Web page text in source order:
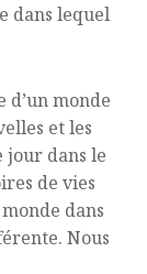
dans lequel
d’un monde
et les
jour dans le
de vies
dans
Nous